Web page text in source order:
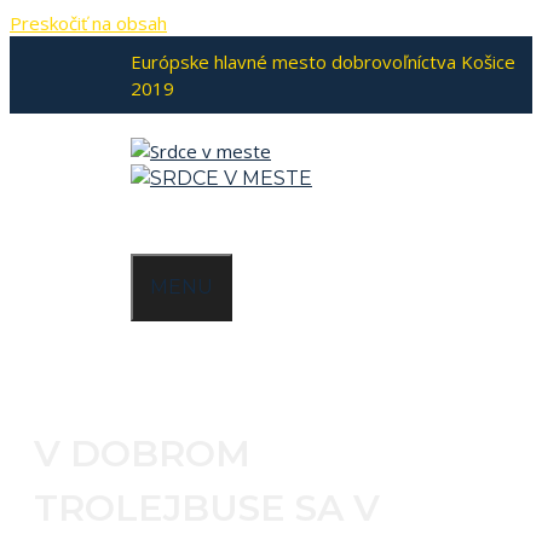
Preskočiť na obsah
Európske hlavné mesto dobrovoľníctva Košice
2019
MENU